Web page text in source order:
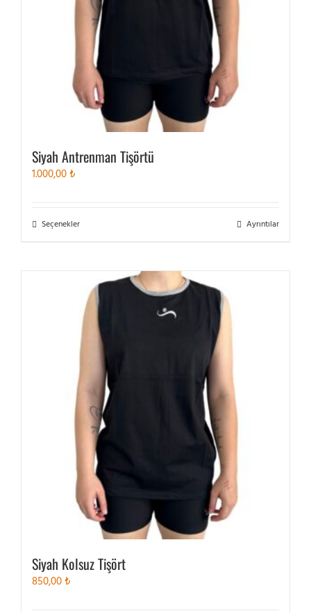
Siyah Antrenman Tişörtü
1.000,00 ₺
SeçeneklerBu
varyasyonu
var.
Seçenekler
ürün
sayfasından
Ayrıntılar
Siyah Kolsuz Tişört
850,00 ₺